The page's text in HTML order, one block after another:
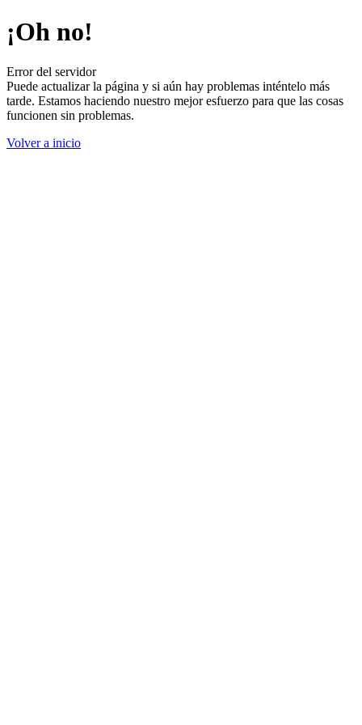
¡Oh no!
Error del servidor
Puede actualizar la página y si aún hay problemas inténtelo más
tarde. Estamos haciendo nuestro mejor esfuerzo para que las cosas
funcionen sin problemas.
Volver a inicio